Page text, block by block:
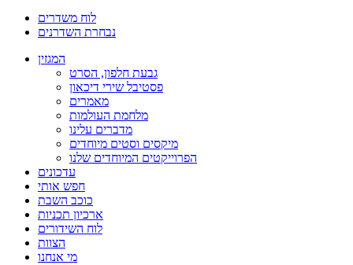
לוח משדרים
נבחרת השדרנים
המגזין
גבעת חלפון, הסרט
פסטיבל שירי דיכאון
מאמרים
מלחמת העולמות
מדברים עלינו
מיקסים וסטים מיוחדים
הפרוייקטים המיוחדים שלנו
עדכונים
חפש אותי
כוכב השבת
ארכיון תכניות
לוח השידורים
הצוות
מי אנחנו